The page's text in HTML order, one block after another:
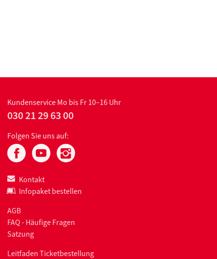
KundenserviceMo bis Fr 10–16 Uhr
030 21 29 63 00
Folgen Sie uns auf:
Kontakt
Infopaket bestellen
AGB
FAQ - Häufige Fragen
Satzung
Leitfaden Ticketbestellung